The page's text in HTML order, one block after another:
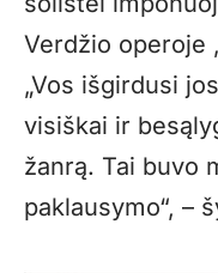
Verdžio operoje
„Vos išgirdusi
visiškai ir
žanrą. Tai buvo
paklausymo“, –